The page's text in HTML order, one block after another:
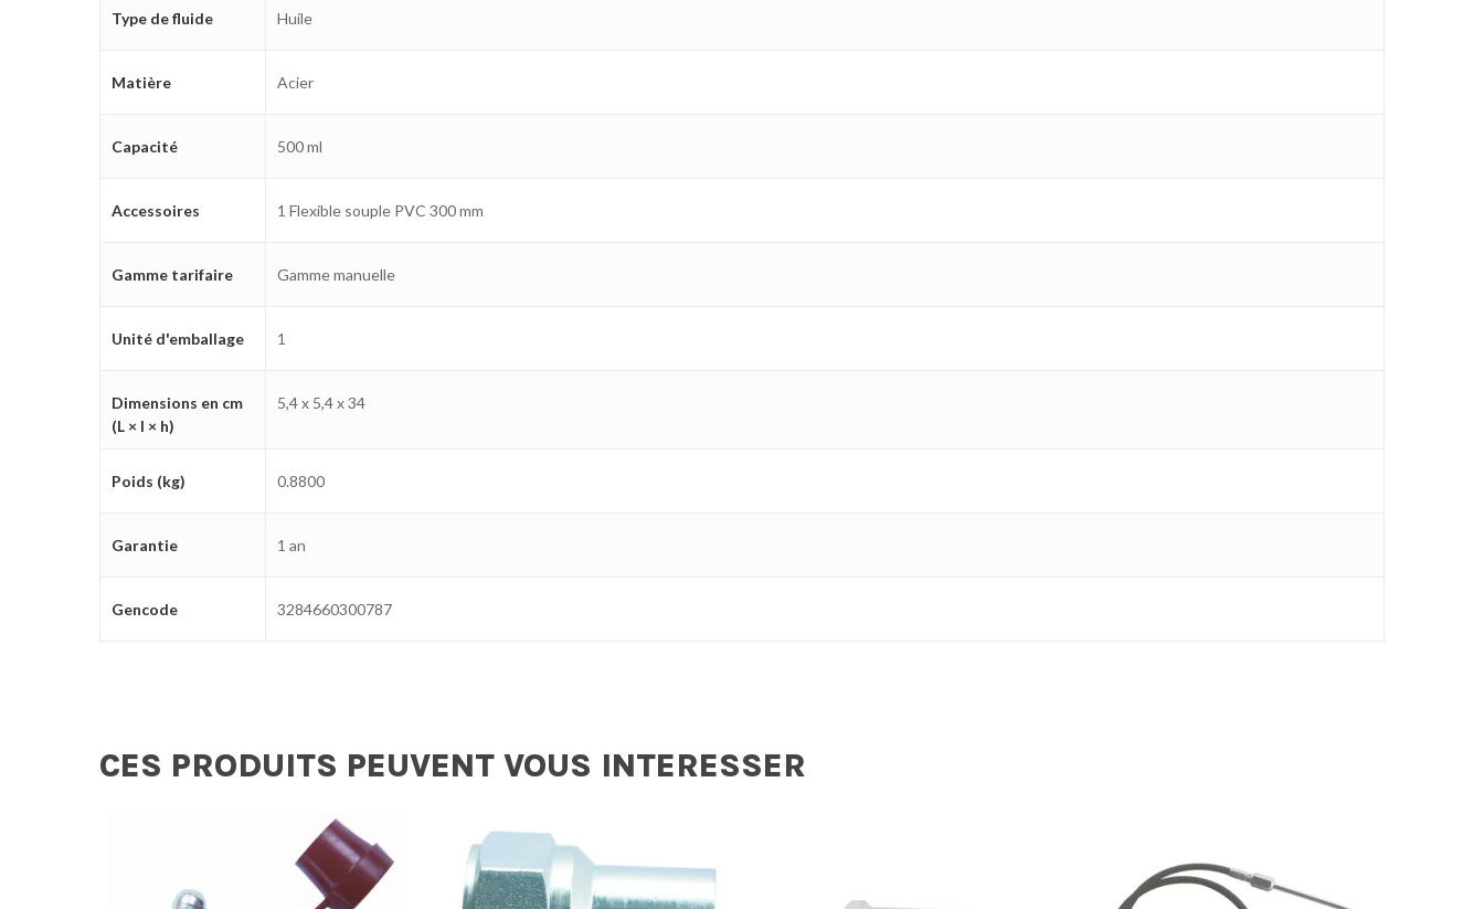
Type de fluide Huile
Matière Acier
Capacité 500 ml
Accessoires 1 Flexible souple PVC 300 mm
Gamme tarifaire Gamme manuelle
Unité d'emballage 1
Dimensions en cm
(L × l × h)
5,4 x 5,4 x 34
Poids (kg) 0.8800
Garantie 1 an
Gencode 3284660300787
CES PRODUITS PEUVENT VOUS INTERESSER